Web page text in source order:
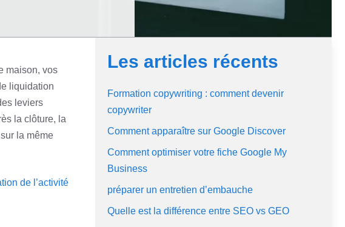
maison, vos
liquidation
leviers
la clôture, la
la même
de l’activité
Les articles récents
Formation copywriting : comment devenir
copywriter
Comment apparaître sur Google Discover
Comment optimiser votre fiche Google My
Business
préparer un entretien d’embauche
Quelle est la différence entre SEO vs GEO